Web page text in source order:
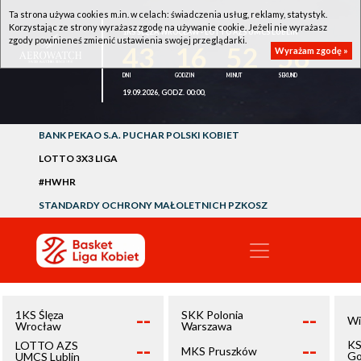
1KS ŚLĘZA WROCŁAW - LOTTO AZS UMCS LUBLIN
56
19.09.2026, GODZ. 00:00,
BANK PEKAO S.A. PUCHAR POLSKI KOBIET
LOTTO 3X3 LIGA
#HWHR
STANDARDY OCHRONY MAŁOLETNICH PZKOSZ
1KS Ślęza
Wrocław
--
LOTTO AZS
UMCS Lublin
--
SKK Polonia
Warszawa
--
MKS Pruszków --
Ta strona używa cookies m.in. w celach: świadczenia usług, reklamy, statystyk.
Korzystając ze strony wyrażasz zgodę na używanie cookie. Jeżeli nie wyrażasz
zgody powinieneś zmienić ustawienia swojej przeglądarki.
Wyrażam zgodę »